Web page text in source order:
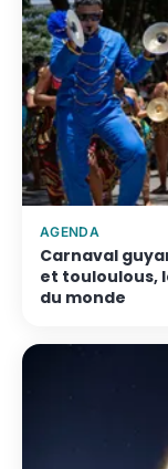
AGENDA
Carnaval
et touloulous,
du monde